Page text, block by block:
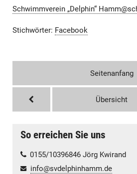
Schwimmverein „Delphin“
Stichwörter: Facebook
Seitenanfang
Übersicht
So erreichen Sie uns
0155/10396846 Jörg Kwirand
info@svdelphinhamm.de